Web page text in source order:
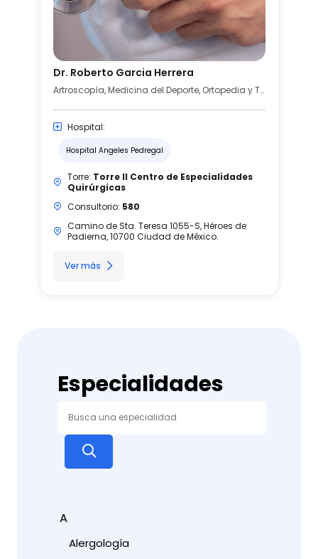
Dr. Roberto Garcia Herrera
Artroscopía, Medicina del Deporte, Ortopedia y Traumatología
Hospital:
Hospital Angeles Pedregal
Torre: Torre II Centro de Especialidades
Quirúrgicas
Consultorio: 580
Camino de Sta. Teresa 1055-S, Héroes de
Padierna, 10700 Ciudad de México.
Ver más
Especialidades
A
Alergología